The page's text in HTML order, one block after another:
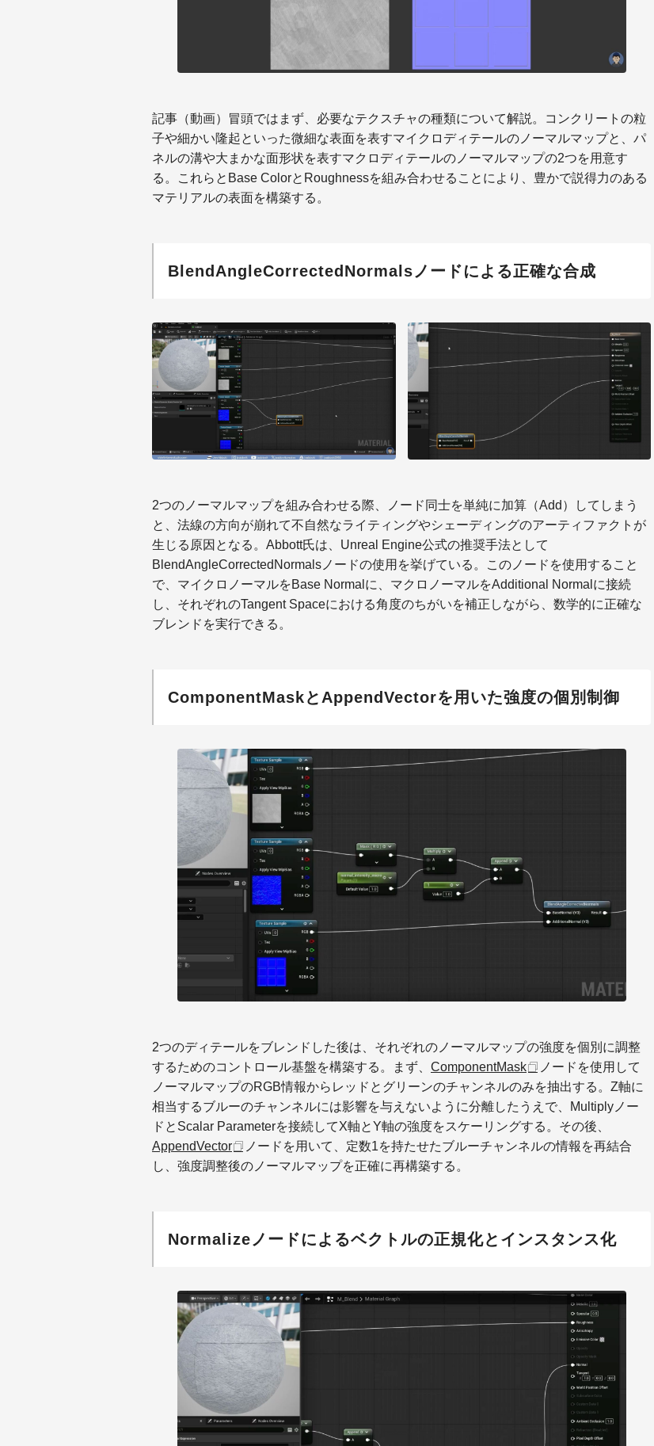
記事（動画）冒頭ではまず、必要なテクスチャの種類について解説。コンクリートの粒
子や細かい隆起といった微細な表面を表すマイクロディテールのノーマルマップと、パ
ネルの溝や大まかな面形状を表すマクロディテールのノーマルマップの2つを用意す
る。これらとBase ColorとRoughnessを組み合わせることにより、豊かで説得力のある
マテリアルの表面を構築する。
BlendAngleCorrectedNormalsノードによる正確な合成
2つのノーマルマップを組み合わせる際、ノード同士を単純に加算（Add）してしまう
と、法線の方向が崩れて不自然なライティングやシェーディングのアーティファクトが
生じる原因となる。Abbott氏は、Unreal Engine公式の推奨手法として
BlendAngleCorrectedNormalsノードの使用を挙げている。このノードを使用すること
で、マイクロノーマルをBase Normalに、マクロノーマルをAdditional Normalに接続
し、それぞれのTangent Spaceにおける角度のちがいを補正しながら、数学的に正確な
ブレンドを実行できる。
ComponentMaskとAppendVectorを用いた強度の個別制御
2つのディテールをブレンドした後は、それぞれのノーマルマップの強度を個別に調整
するためのコントロール基盤を構築する。まず、 ComponentMask
ノードを使用して
ノーマルマップのRGB情報からレッドとグリーンのチャンネルのみを抽出する。Z軸に
相当するブルーのチャンネルには影響を与えないように分離したうえで、Multiplyノー
ドとScalar Parameterを接続してX軸とY軸の強度をスケーリングする。その後、
AppendVector
ノードを用いて、定数1を持たせたブルーチャンネルの情報を再結合
し、強度調整後のノーマルマップを正確に再構築する。
Normalizeノードによるベクトルの正規化とインスタンス化